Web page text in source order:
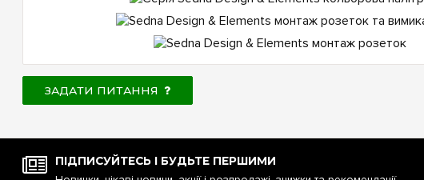
ЗАДАТИ ПИТАННЯ
ПІДПИСУЙТЕСЬ І БУДЬТЕ ПЕРШИМИ